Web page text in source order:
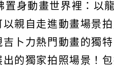
身動畫世界裡：以龍
親自走進動畫場景
卜力熱門動畫的獨
的獨家拍照場景！